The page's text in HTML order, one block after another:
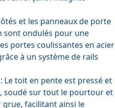
et les panneaux de porte
sont ondulés pour une
portes coulissantes en acier
à un système de rails
Le toit en pente est pressé et
soudé sur tout le pourtour et
facilitant ainsi le